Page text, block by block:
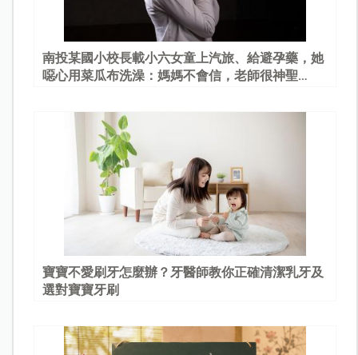
南投某國小校長載小六女童上汽旅、給避孕藥，她
噁心用菜瓜布洗澡：媽媽不會信，老師很神聖…
寶寶不愛刷牙怎麼辦？牙醫師教你正確清潔乳牙及
選對寶寶牙刷